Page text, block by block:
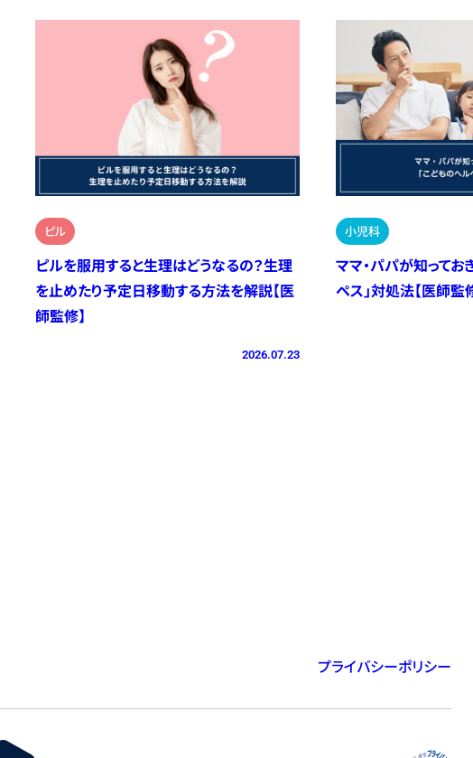
ピル
ピルを服用すると生理はどうなるの？生理
を止めたり予定日移動する方法を解説【医
師監修】
2026.07.23
小児科
ママ・パパが知ってお
ペス」対処法【医師監
プライバシーポリシー